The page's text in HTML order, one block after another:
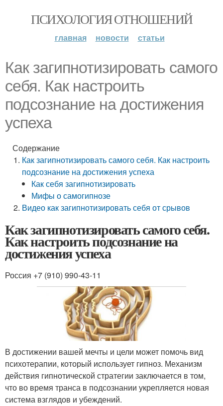
ПСИХОЛОГИЯ ОТНОШЕНИЙ
главная новости статьи
Как загипнотизировать самого
себя. Как настроить
подсознание на достижения
успеха
Содержание
Как загипнотизировать самого себя. Как настроить
подсознание на достижения успеха
Как себя загипнотизировать
Мифы о самогипнозе
Видео как загипнотизировать себя от срывов
Как загипнотизировать самого себя.
Как настроить подсознание на
достижения успеха
Россия +7 (910) 990-43-11
В достижении вашей мечты и цели может помочь вид
психотерапии, который использует гипноз. Механизм
действия гипнотической стратегии заключается в том,
что во время транса в подсознании укрепляется новая
система взглядов и убеждений.